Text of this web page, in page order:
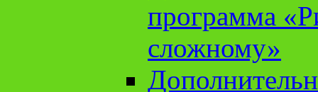
программа
сложному»